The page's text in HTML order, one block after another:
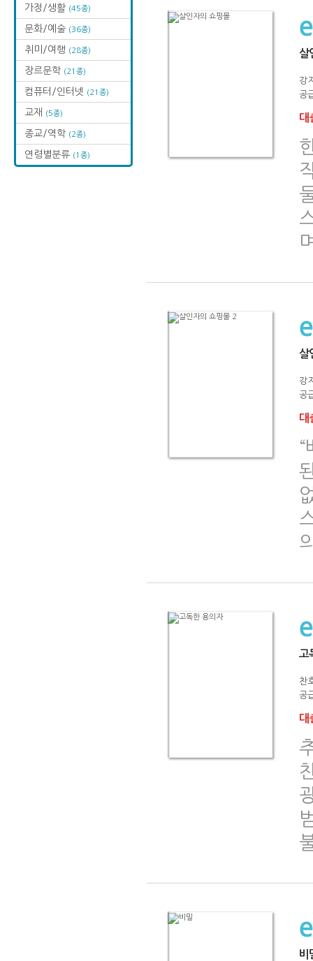
가정/생활 (45종)
문화/예술 (36종)
취미/여행 (28종)
장르문학 (21종)
컴퓨터/인터넷 (21종)
교재 (5종)
종교/역학 (2종)
연령별분류 (1종)
살
강
공
대
살
강
공
대
고
찬
공
대
비